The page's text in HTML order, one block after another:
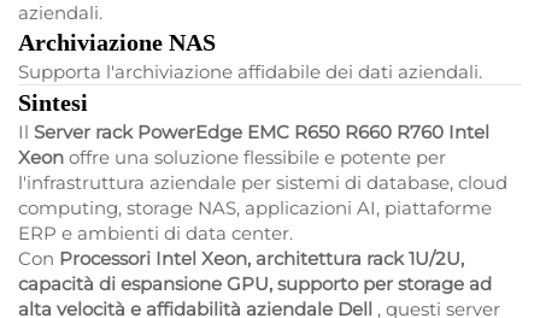
aziendali.
Archiviazione NAS
Supporta l'archiviazione affidabile dei dati aziendali.
Sintesi
Il Server rack PowerEdge EMC R650 R660 R760 Intel
Xeon offre una soluzione flessibile e potente per
l'infrastruttura aziendale per sistemi di database, cloud
computing, storage NAS, applicazioni AI, piattaforme
ERP e ambienti di data center.
Con Processori Intel Xeon, architettura rack 1U/2U,
capacità di espansione GPU, supporto per storage ad
alta velocità e affidabilità aziendale Dell , questi server